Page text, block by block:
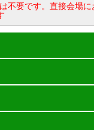
不要です。直接会場